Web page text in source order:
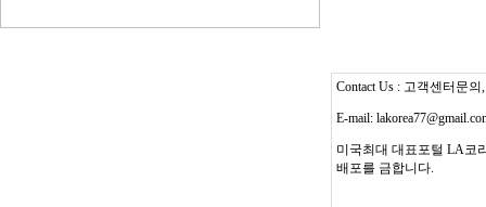
Contact Us : 고객센터문의
E-mail:
미국최대 대표포털 LA코
배포를 금합니다.